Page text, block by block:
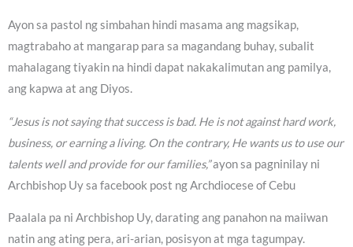
Ayon sa pastol ng simbahan hindi masama ang magsikap,
magtrabaho at mangarap para sa magandang buhay, subalit
mahalagang tiyakin na hindi dapat nakakalimutan ang pamilya,
ang kapwa at ang Diyos.
“Jesus is not saying that success is bad. He is not against hard work,
business, or earning a living. On the contrary, He wants us to use our
talents well and provide for our families,”ayon sa pagninilay ni
Archbishop Uy sa facebook post ng Archdiocese of Cebu
Paalala pa ni Archbishop Uy, darating ang panahon na maiiwan
natin ang ating pera, ari-arian, posisyon at mga tagumpay.